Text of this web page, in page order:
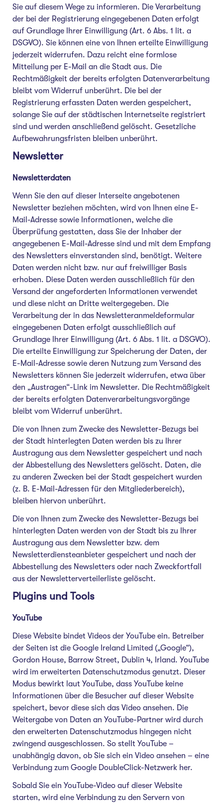
Sie auf diesem Wege zu informieren. Die Verarbeitung
der bei der Registrierung eingegebenen Daten erfolgt
auf Grundlage Ihrer Einwilligung (Art. 6 Abs. 1 lit. a
DSGVO). Sie können eine von Ihnen erteilte Einwilligung
jederzeit widerrufen. Dazu reicht eine formlose
Mitteilung per E-Mail an die Stadt aus. Die
Rechtmäßigkeit der bereits erfolgten Datenverarbeitung
bleibt vom Widerruf unberührt. Die bei der
Registrierung erfassten Daten werden gespeichert,
solange Sie auf der städtischen Internetseite registriert
sind und werden anschließend gelöscht. Gesetzliche
Aufbewahrungsfristen bleiben unberührt.
Newsletter
Newsletterdaten
Wenn Sie den auf dieser Interseite angebotenen
Newsletter beziehen möchten, wird von Ihnen eine E-
Mail-Adresse sowie Informationen, welche die
Überprüfung gestatten, dass Sie der Inhaber der
angegebenen E-Mail-Adresse sind und mit dem Empfang
des Newsletters einverstanden sind, benötigt. Weitere
Daten werden nicht bzw. nur auf freiwilliger Basis
erhoben. Diese Daten werden ausschließlich für den
Versand der angeforderten Informationen verwendet
und diese nicht an Dritte weitergegeben. Die
Verarbeitung der in das Newsletteranmeldeformular
eingegebenen Daten erfolgt ausschließlich auf
Grundlage Ihrer Einwilligung (Art. 6 Abs. 1 lit. a DSGVO).
Die erteilte Einwilligung zur Speicherung der Daten, der
E-Mail-Adresse sowie deren Nutzung zum Versand des
Newsletters können Sie jederzeit widerrufen, etwa über
den „Austragen“-Link im Newsletter. Die Rechtmäßigkeit
der bereits erfolgten Datenverarbeitungsvorgänge
bleibt vom Widerruf unberührt.
Die von Ihnen zum Zwecke des Newsletter-Bezugs bei
der Stadt hinterlegten Daten werden bis zu Ihrer
Austragung aus dem Newsletter gespeichert und nach
der Abbestellung des Newsletters gelöscht. Daten, die
zu anderen Zwecken bei der Stadt gespeichert wurden
(z. B. E-Mail-Adressen für den Mitgliederbereich),
bleiben hiervon unberührt.
Die von Ihnen zum Zwecke des Newsletter-Bezugs bei
hinterlegten Daten werden von der Stadt bis zu Ihrer
Austragung aus dem Newsletter bzw. dem
Newsletterdiensteanbieter gespeichert und nach der
Abbestellung des Newsletters oder nach Zweckfortfall
aus der Newsletterverteilerliste gelöscht.
Plugins und Tools
YouTube
Diese Website bindet Videos der YouTube ein. Betreiber
der Seiten ist die Google Ireland Limited („Google“),
Gordon House, Barrow Street, Dublin 4, Irland. YouTube
wird im erweiterten Datenschutzmodus genutzt. Dieser
Modus bewirkt laut YouTube, dass YouTube keine
Informationen über die Besucher auf dieser Website
speichert, bevor diese sich das Video ansehen. Die
Weitergabe von Daten an YouTube-Partner wird durch
den erweiterten Datenschutzmodus hingegen nicht
zwingend ausgeschlossen. So stellt YouTube –
unabhängig davon, ob Sie sich ein Video ansehen – eine
Verbindung zum Google DoubleClick-Netzwerk her.
Sobald Sie ein YouTube-Video auf dieser Website
starten, wird eine Verbindung zu den Servern von